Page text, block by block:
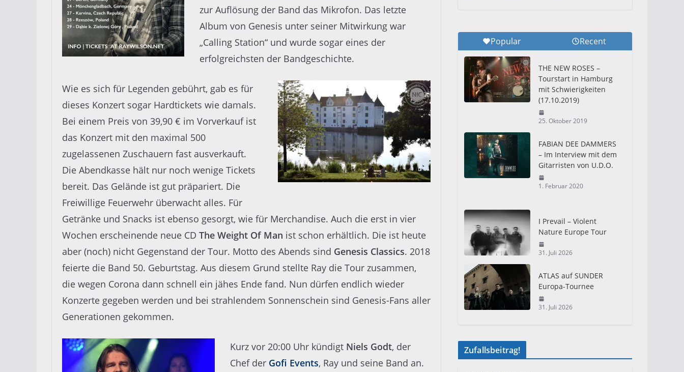
zur Auflösung der Band das Mikrofon. Das letzte
Album von Genesis unter seiner Mitwirkung war
„Calling Station“ und wurde sogar eines der
erfolgreichsten der Bandgeschichte.
Wie es sich für Legenden gebührt, gab es für
dieses Konzert sogar Hardtickets wie damals.
Bei einem Preis von 39,90 € im Vorverkauf ist
das Konzert mit den maximal 500
zugelassenen Zuschauern fast ausverkauft.
Die Abendkasse hält nur noch wenige Tickets
bereit. Das Gelände ist gut präpariert. Die
Freiwillige Feuerwehr überwacht alles. Für
Getränke und Snacks ist ebenso gesorgt, wie für Merchandise. Auch die erst in vier
Wochen erscheinende neue CD The Weight Of Man ist schon erhältlich. Die ist heute
aber (noch) nicht Gegenstand der Tour. Motto des Abends sind Genesis Classics. 2018
feierte die Band 50. Geburtstag. Aus diesem Grund stellte Ray die Tour zusammen,
die wegen Corona dann schnell ein jähes Ende fand. Nun dürfen endlich wieder
Konzerte gegeben werden und bei strahlendem Sonnenschein sind Genesis-Fans aller
Generationen gekommen.
Kurz vor 20:00 Uhr kündigt Niels Godt, der
Chef der Gofi Events, Ray und seine Band an.
Popular Recent
THE NEW ROSES –
Tourstart in Hamburg
mit Schwierigkeiten
(17.10.2019)
25. Oktober 2019
FABIAN DEE DAMMERS
– Im Interview mit dem
Gitarristen von U.D.O.
1. Februar 2020
I Prevail – Violent
Nature Europe Tour
31. Juli 2026
ATLAS auf SUNDER
Europa-Tournee
31. Juli 2026
Zufallsbeitrag!